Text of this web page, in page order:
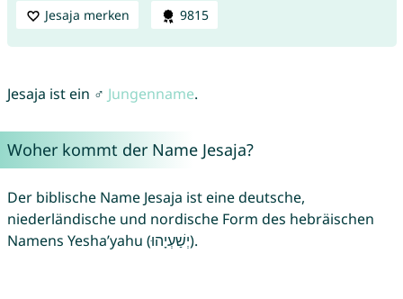
Jesaja merken 9815
Jesaja ist ein ♂ Jungenname.
Woher kommt der Name Jesaja?
Der biblische Name Jesaja ist eine deutsche,
niederländische und nordische Form des hebräischen
Namens Yesha’yahu (יְשַׁעְיָהוּ).